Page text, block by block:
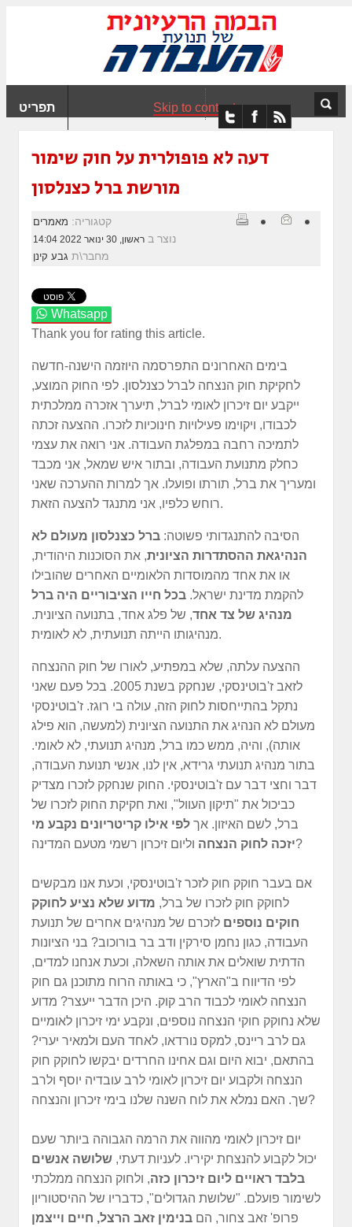
תפריט Skip to content
דעה לא פופולרית על חוק שימור
מורשת ברל כצנלסון
קטגוריה: מאמרים
נוצר ב ראשון, 30 ינואר 2022 14:04
מחבר\ת גבע קינן
Whatsapp
Thank you for rating this article.
בימים האחרונים התפרסמה היוזמה הישנה-חדשה
לחקיקת חוק הנצחה לברל כצנלסון. לפי החוק המוצע,
ייקבע יום זיכרון לאומי לברל, תיערך אזכרה ממלכתית
לכבודו, ויקוימו פעילויות חינוכיות לזכרו. ההצעה זכתה
לתמיכה רחבה במפלגת העבודה. אני רואה את עצמי
כחלק מתנועת העבודה, ובתור איש שמאל, אני מכבד
ומעריך את ברל, תורתו ופועלו. אך למרות ההערכה שאני
רוחש כלפיו, אני מתנגד להצעה הזאת.
הסיבה להתנגדותי פשוטה: ברל כצנלסון מעולם לא
הנהיגאת ההסתדרות הציונית, את הסוכנות היהודית,
או את אחד מהמוסדות הלאומיים האחרים שהובילו
להקמת מדינת ישראל. בכל חייו הציבוריים היה ברל
מנהיג של צד אחד, של פלג אחד, בתנועה הציונית.
מנהיגותו הייתה תנועתית, לא לאומית.
ההצעה עלתה, שלא במפתיע, לאורו של חוק ההנצחה
לזאב ז'בוטינסקי, שנחקק בשנת 2005. בכל פעם שאני
נתקל בהתייחסות לחוק הזה, עולה בי רוגז. ז'בוטינסקי
מעולם לא הנהיג את התנועה הציונית (למעשה, הוא פילג
אותה), והיה, ממש כמו ברל, מנהיג תנועתי, לא לאומי.
בתור מנהיג תנועתי גרידא, אין לנו, אנשי תנועת העבודה,
דבר וחצי דבר עם ז'בוטינסקי. החוק שנחקק לזכרו מצדיק
כביכול את "תיקון העוול", ואת חקיקת החוק לזכרו של
ברל, לשם האיזון. אך לפי אילו קריטריונים נקבע מי
יזכה לחוק הנצחהוליום זיכרון רשמי מטעם המדינה?
אם בעבר חוקק חוק לזכר ז'בוטינסקי, וכעת אנו מבקשים
לחוקק חוק לזכרו של ברל, מדוע שלא נציע לחוקק
חוקים נוספים לזכרם של מנהיגים אחרים של תנועת
העבודה, כגון נחמן סירקין ודב בר בורוכוב? בני הציונות
הדתית שואלים את אותה השאלה, וכעת אנחנו למדים,
לפי הדיווח ב"הארץ", כי באותה הרוח מתוכנן גם חוק
הנצחה לאומי לכבוד הרב קוק. היכן הדבר ייעצר? מדוע
שלא נחוקק חוקי הנצחה נוספים, ונקבע ימי זיכרון לאומיים
גם לרב ריינס, למקס נורדאו, לאחד העם ולמאיר יערי?
בהתאם, יבוא היום וגם אחינו החרדים יבקשו לחוקק חוק
הנצחה ולקבוע יום זיכרון לאומי לרב עובדיה יוסף ולרב
שך. האם נמלא את לוח השנה שלנו בימי זיכרון והנצחה?
יום זיכרון לאומי מהווה את הרמה הגבוהה ביותר שעם
יכול לקבוע להנצחת יקיריו. לעניות דעתי, שלושה אנשים
בלבד ראויים ליום זיכרון כזה, ולחוק הנצחה ממלכתי
לשימור פועלם. "שלושת הגדולים", כדבריו של ההיסטוריון
פרופ' זאב צחור, הם בנימין זאב הרצל, חיים וייצמן